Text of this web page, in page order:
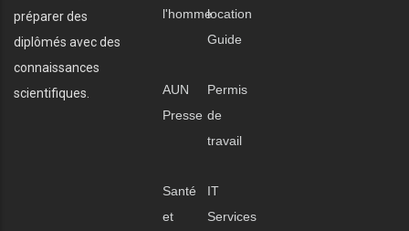
préparer des
diplômés avec des
connaissances
scientifiques.
l'hommelocation
Guide
AUN
Presse
Permis
de
travail
Santé
et
IT
Services